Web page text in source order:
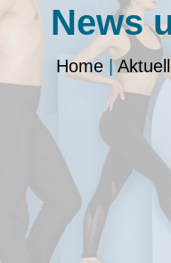
News
Home|